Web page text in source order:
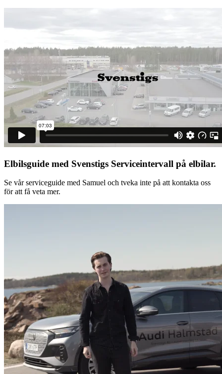
Elbilsguide med Svenstigs Serviceintervall på elbilar.
Se vår serviceguide med Samuel och tveka inte på att kontakta oss
för att få veta mer.